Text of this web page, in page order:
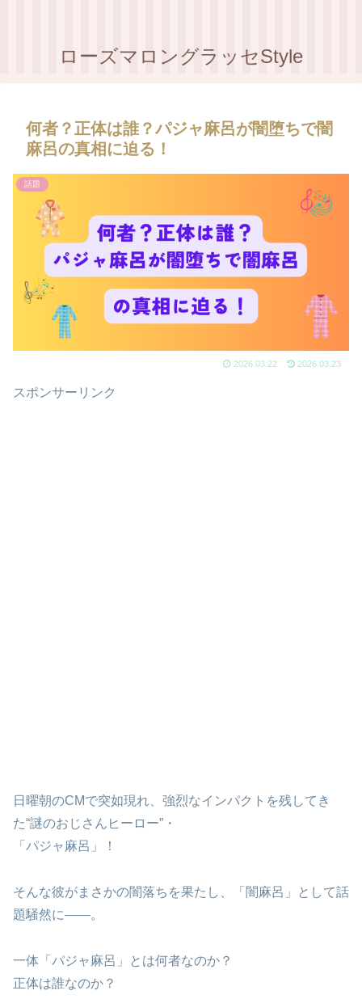
ローズマロングラッセStyle
何者？正体は誰？パジャ麻呂が闇堕ちで闇
麻呂の真相に迫る！
話題
2026.03.22 2026.03.23
スポンサーリンク
日曜朝のCMで突如現れ、強烈なインパクトを残してき
た“謎のおじさんヒーロー”・
「パジャ麻呂」！
そんな彼がまさかの闇落ちを果たし、「闇麻呂」として話
題騒然に――。
一体「パジャ麻呂」とは何者なのか？
正体は誰なのか？